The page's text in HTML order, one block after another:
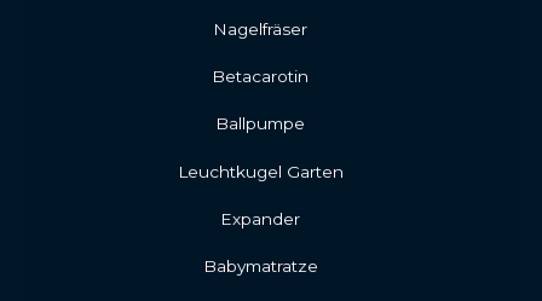
Nagelfräser
Betacarotin
Ballpumpe
Leuchtkugel Garten
Expander
Babymatratze